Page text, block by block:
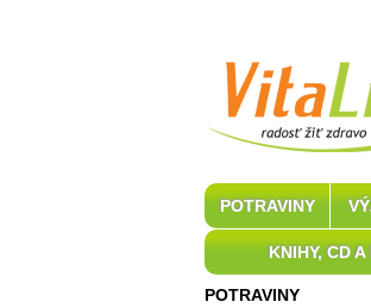
POTRAVINY
POTRAVINY
KNIHY, CD A